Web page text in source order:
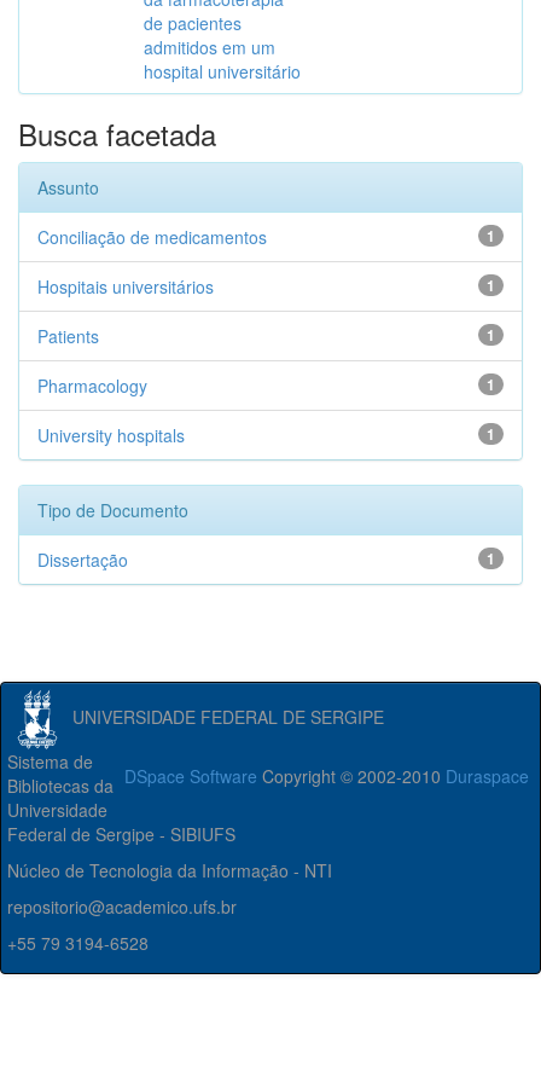
de pacientes
admitidos em um
hospital universitário
Busca facetada
Assunto
1
Conciliação de medicamentos
1
Hospitais universitários
1
Patients
1
Pharmacology
1
University hospitals
Tipo de Documento
1
Dissertação
UNIVERSIDADE FEDERAL DE SERGIPE
DSpace Software Copyright © 2002-2010 Duraspace
Sistema de
Bibliotecas da
Universidade
Federal de Sergipe - SIBIUFS
Núcleo de Tecnologia da Informação - NTI
repositorio@academico.ufs.br
+55 79 3194-6528